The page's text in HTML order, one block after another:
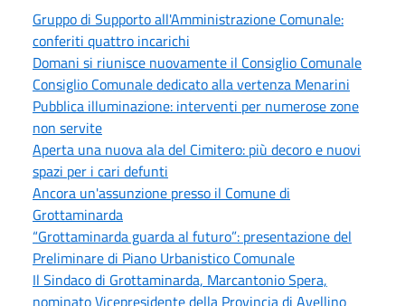
Gruppo di Supporto all'Amministrazione Comunale:
conferiti quattro incarichi
Domani si riunisce nuovamente il Consiglio Comunale
Consiglio Comunale dedicato alla vertenza Menarini
Pubblica illuminazione: interventi per numerose zone
non servite
Aperta una nuova ala del Cimitero: più decoro e nuovi
spazi per i cari defunti
Ancora un'assunzione presso il Comune di
Grottaminarda
“Grottaminarda guarda al futuro”: presentazione del
Preliminare di Piano Urbanistico Comunale
Il Sindaco di Grottaminarda, Marcantonio Spera,
nominato Vicepresidente della Provincia di Avellino